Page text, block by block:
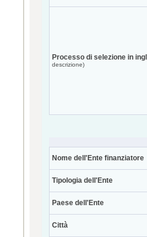
Processo di selezione in
descrizione)
Nome dell'Ente finanziatore
Tipologia dell'Ente
Paese dell'Ente
Città